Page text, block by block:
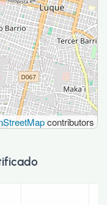
contributors